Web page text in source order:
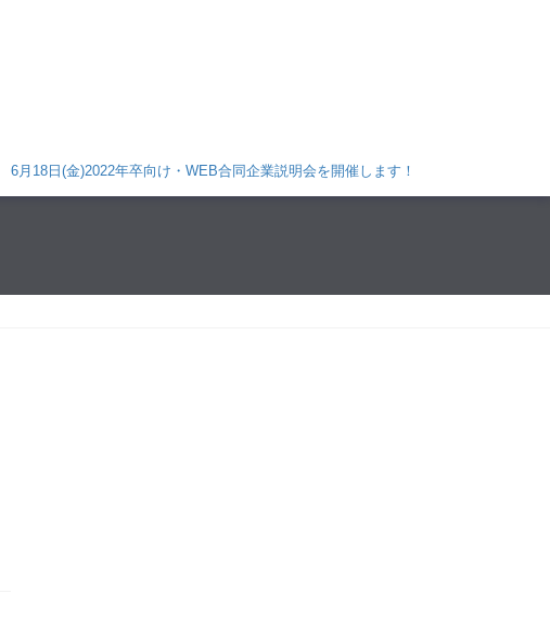
6月18日(金)2022年卒向け・WEB合同企業説明会を開催します！ 詳しくはこちら